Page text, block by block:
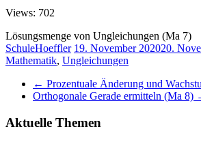
Views: 702
Lösungsmenge von Ungleichungen (Ma 7)
SchuleHoeffler 19. November 202020.
Mathematik, Ungleichungen
← Prozentuale Änderung und
Orthogonale Gerade ermitteln (Ma 8)
Aktuelle Themen